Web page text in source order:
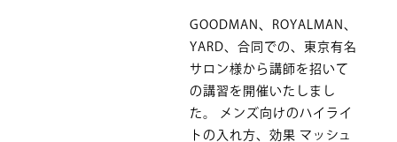
GOODMAN、ROYALMAN、
YARD、合同での、東京有名
サロン様から講師を招いて
の講習を開催いたしまし
た。 メンズ向けのハイライ
トの入れ方、効果 マッシュ